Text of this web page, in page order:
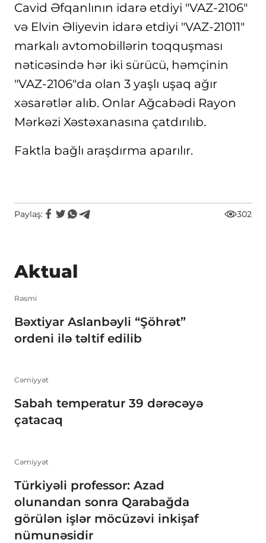
Cavid Əfqanlının idarə etdiyi "VAZ-2106"
və Elvin Əliyevin idarə etdiyi "VAZ-21011"
markalı avtomobillərin toqquşması
nəticəsində hər iki sürücü, həmçinin
"VAZ-2106"da olan 3 yaşlı uşaq ağır
xəsarətlər alıb. Onlar Ağcabədi Rayon
Mərkəzi Xəstəxanasına çatdırılıb.
Faktla bağlı araşdırma aparılır.
Paylaş: 302
Aktual
Rəsmi
Bəxtiyar Aslanbəyli “Şöhrət”
ordeni ilə təltif edilib
Cəmiyyət
Sabah temperatur 39 dərəcəyə
çatacaq
Cəmiyyət
Türkiyəli professor: Azad
olunandan sonra Qarabağda
görülən işlər möcüzəvi inkişaf
nümunəsidir